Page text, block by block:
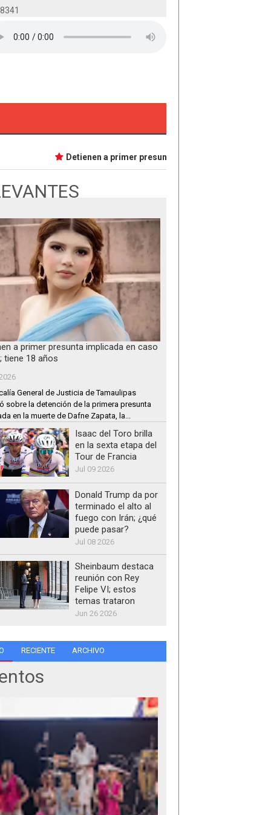
Detienen a primer presunta implicada en caso Dafne;
a primer presunta implicada en caso
tiene 18 años
General de Justicia de Tamaulipas
sobre la detención de la primera presunta
en la muerte de Dafne Zapata, la...
Isaac del Toro brilla
en la sexta etapa del
Tour de Francia
Jul 09 2026
Donald Trump da por
terminado el alto al
fuego con Irán; ¿qué
puede pasar?
Jul 08 2026
Sheinbaum destaca
reunión con Rey
Felipe VI; estos
temas trataron
Jun 26 2026
RECIENTE ARCHIVO